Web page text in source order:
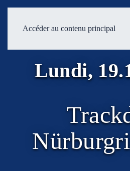
Accéder au contenu principal
Lundi,